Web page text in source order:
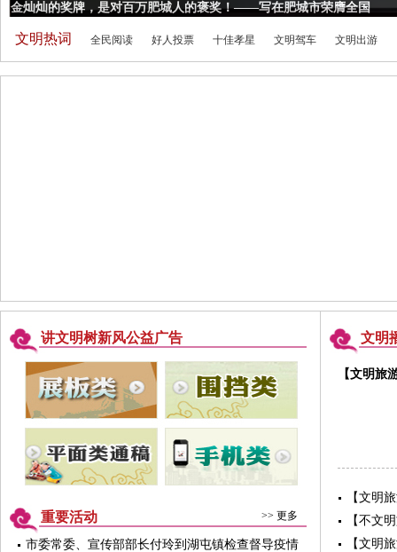
金灿灿的奖牌，是对百万肥城人的褒奖！——写在肥城市荣膺全国
文明热词 全民阅读 好人投票 十佳孝星 文明驾车 文明出游
讲文明树新风公益广告
重要活动 >> 更多
市委常委、宣传部部长付玲到湖屯镇检查督导疫情
文明
【文明旅
【文明
请收好！
【不文
游需警
【文明